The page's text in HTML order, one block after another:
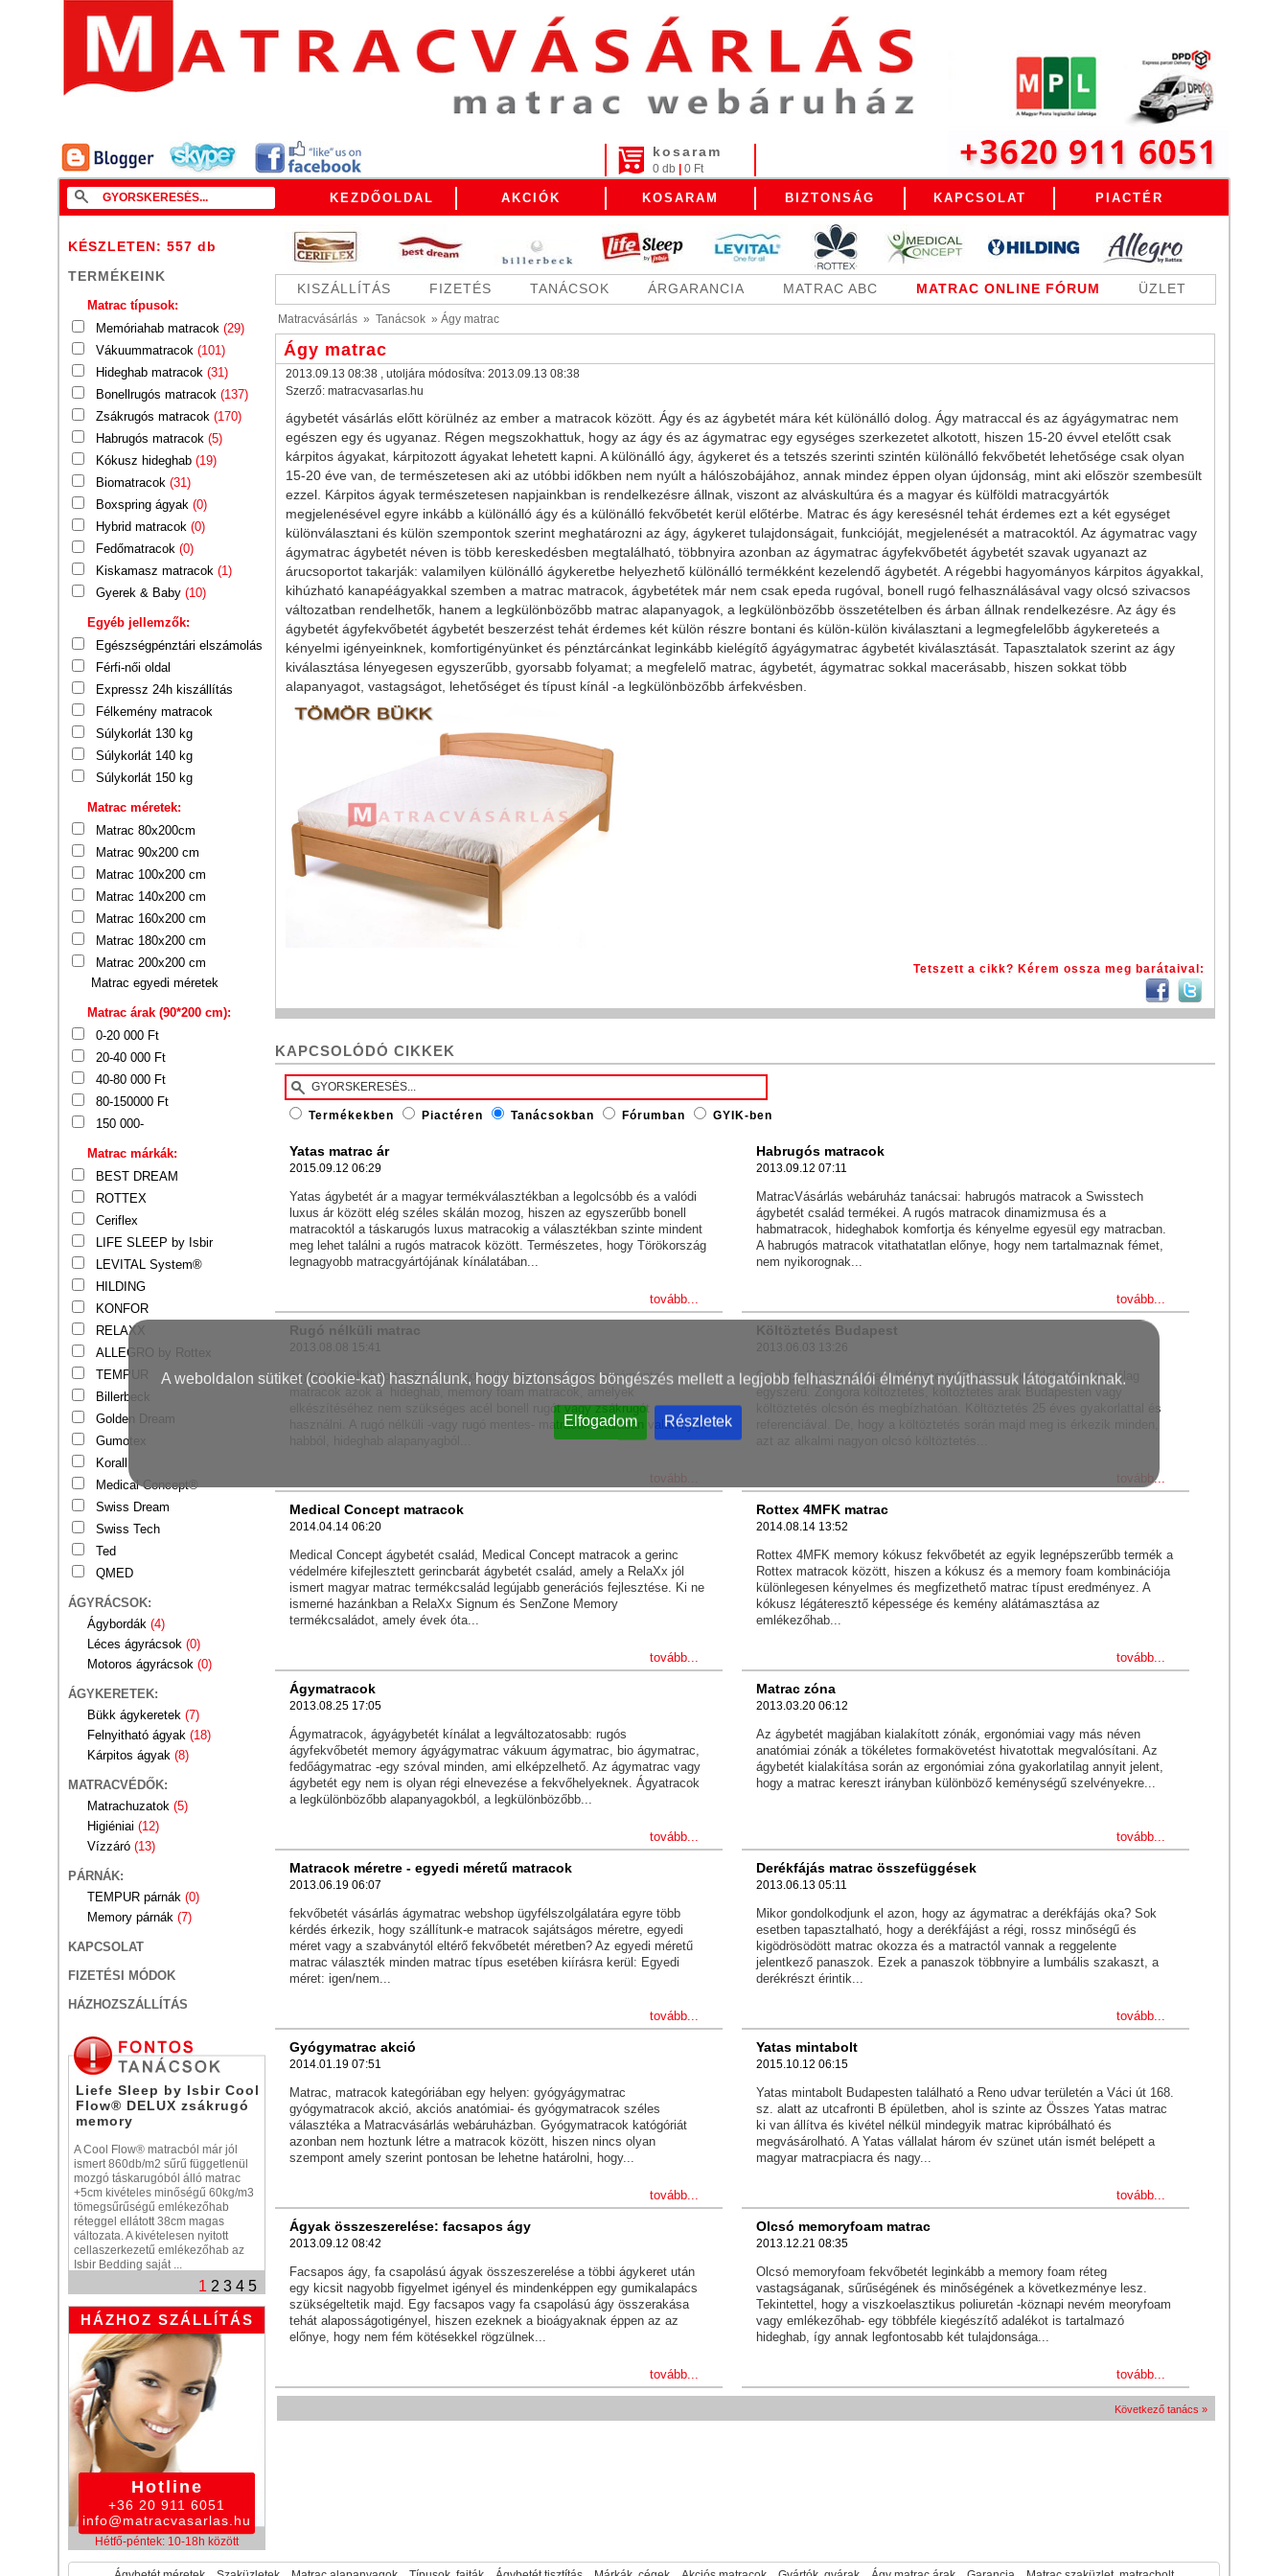
A weboldalon sütiket (cookie-kat) használunk, hogy biztonságos böngészés mellett a legjobb felhasználói élményt nyújthassuk látogatóinknak.
Elfogadom Részletek
kosaram
0 db 0 Ft
KEZDŐOLDAL AKCIÓK KOSARAM BIZTONSÁG KAPCSOLAT PIACTÉR
KÉSZLETEN: 557 db
TERMÉKEINK
Matrac típusok:
Memóriahab matracok (29)
Vákuummatracok (101)
Hideghab matracok (31)
Bonellrugós matracok (137)
Zsákrugós matracok (170)
Habrugós matracok (5)
Kókusz hideghab (19)
Biomatracok (31)
Boxspring ágyak (0)
Hybrid matracok (0)
Fedőmatracok (0)
Kiskamasz matracok (1)
Gyerek & Baby (10)
Egyéb jellemzők:
Egészségpénztári elszámolás
Férfi-női oldal
Expressz 24h kiszállítás
Félkemény matracok
Súlykorlát 130 kg
Súlykorlát 140 kg
Súlykorlát 150 kg
Matrac méretek:
Matrac 80x200cm
Matrac 90x200 cm
Matrac 100x200 cm
Matrac 140x200 cm
Matrac 160x200 cm
Matrac 180x200 cm
Matrac 200x200 cm
Matrac egyedi méretek
Matrac árak (90*200 cm):
0-20 000 Ft
20-40 000 Ft
40-80 000 Ft
80-150000 Ft
150 000-
Matrac márkák:
BEST DREAM
ROTTEX
Ceriflex
LIFE SLEEP by Isbir
LEVITAL System®
HILDING
KONFOR
RELAXX
ALLEGRO by Rottex
TEMPUR
Billerbeck
Golden Dream
Gumotex
Korall
Medical Concept®
Swiss Dream
Swiss Tech
Ted
QMED
ÁGYRÁCSOK:
Ágybordák (4)
Léces ágyrácsok (0)
Motoros ágyrácsok (0)
ÁGYKERETEK:
Bükk ágykeretek (7)
Felnyitható ágyak (18)
Kárpitos ágyak (8)
MATRACVÉDŐK:
Matrachuzatok (5)
Higiéniai (12)
Vízzáró (13)
PÁRNÁK:
TEMPUR párnák (0)
Memory párnák (7)
KAPCSOLAT
FIZETÉSI MÓDOK
HÁZHOZSZÁLLÍTÁS
Liefe Sleep by Isbir Cool
Flow® DELUX zsákrugó
memory
A Cool Flow® matracból már jól
ismert 860db/m2 sűrű függetlenül
mozgó táskarugóból álló matrac
+5cm kivételes minőségű 60kg/m3
tömegsűrűségű emlékezőhab
réteggel ellátott 38cm magas
változata. A kivételesen nyitott
cellaszerkezetű emlékezőhab az
Isbir Bedding saját ...
1 2 3 4 5
HÁZHOZ SZÁLLÍTÁS
Hotline
+36 20 911 6051
info@matracvasarlas.hu
Hétfő-péntek: 10-18h között
KISZÁLLÍTÁS FIZETÉS TANÁCSOK ÁRGARANCIA MATRAC ABC MATRAC ONLINE FÓRUM ÜZLET
Matracvásárlás » Tanácsok » Ágy matrac
Ágy matrac
2013.09.13 08:38 , utoljára módosítva: 2013.09.13 08:38
Szerző: matracvasarlas.hu
ágybetét vásárlás előtt körülnéz az ember a matracok között. Ágy és az ágybetét mára két különálló dolog. Ágy matraccal és az ágyágymatrac nem
egészen egy és ugyanaz. Régen megszokhattuk, hogy az ágy és az ágymatrac egy egységes szerkezetet alkotott, hiszen 15-20 évvel etelőtt csak
kárpitos ágyakat, kárpitozott ágyakat lehetett kapni. A különálló ágy, ágykeret és a tetszés szerinti szintén különálló fekvőbetét lehetősége csak olyan
15-20 éve van, de természetesen aki az utóbbi időkben nem nyúlt a hálószobájához, annak mindez éppen olyan újdonság, mint aki először szembesült
ezzel. Kárpitos ágyak természetesen napjainkban is rendelkezésre állnak, viszont az alváskultúra és a magyar és külföldi matracgyártók
megjelenésével egyre inkább a különálló ágy és a különálló fekvőbetét kerül előtérbe. Matrac és ágy keresésnél tehát érdemes ezt a két egységet
különválasztani és külön szempontok szerint meghatározni az ágy, ágykeret tulajdonságait, funkcióját, megjelenését a matracoktól. Az ágymatrac vagy
ágymatrac ágybetét néven is több kereskedésben megtalálható, többnyira azonban az ágymatrac ágyfekvőbetét ágybetét szavak ugyanazt az
árucsoportot takarják: valamilyen különálló ágykeretbe helyezhető különálló termékként kezelendő ágybetét. A régebbi hagyományos kárpitos ágyakkal,
kihúzható kanapéágyakkal szemben a matrac matracok, ágybetétek már nem csak epeda rugóval, bonell rugó felhasználásával vagy olcsó szivacsos
változatban rendelhetők, hanem a legkülönbözőbb matrac alapanyagok, a legkülönbözőbb összetételben és árban állnak rendelkezésre. Az ágy és
ágybetét ágyfekvőbetét ágybetét beszerzést tehát érdemes két külön részre bontani és külön-külön kiválasztani a legmegfelelőbb ágykereteés a
kényelmi igényeinknek, komfortigényünket és pénztárcánkat leginkább kielégítő ágyágymatrac ágybetét kiválasztását. Tapasztalatok szerint az ágy
kiválasztása lényegesen egyszerűbb, gyorsabb folyamat; a megfelelő matrac, ágybetét, ágymatrac sokkal macerásabb, hiszen sokkat több
alapanyagot, vastagságot, lehetőséget és típust kínál -a legkülönbözőbb árfekvésben.
Tetszett a cikk? Kérem ossza meg barátaival:
KAPCSOLÓDÓ CIKKEK
Termékekben Piactéren Tanácsokban Fórumban GYIK-ben
Yatas matrac ár
2015.09.12 06:29
Yatas ágybetét ár a magyar termékválasztékban a legolcsóbb és a valódi
luxus ár között elég széles skálán mozog, hiszen az egyszerűbb bonell
matracoktól a táskarugós luxus matracokig a választékban szinte mindent
meg lehet találni a rugós matracok között. Természetes, hogy Törökország
legnagyobb matracgyártójának kínálatában...
tovább...
Habrugós matracok
2013.09.12 07:11
MatracVásárlás webáruház tanácsai: habrugós matracok a Swisstech
ágybetét család termékei. A rugós matracok dinamizmusa és a
habmatracok, hideghabok komfortja és kényelme egyesül egy matracban.
A habrugós matracok vitathatatlan előnye, hogy nem tartalmaznak fémet,
nem nyikorognak...
tovább...
Rugó nélküli matrac
2013.08.08 15:41
ágybetét webshop tanácsok: rugó nélküli ágybetét vagy rugómentes
matracok azok a hideghab, memory foam matracok, amelyek
elkészítéséhez nem szükséges acél bonell rugót vagy zsákrugót
használni. A rugó nélküli -vagy rugó mentes- matracok általában valamilyen
tovább...
Költöztetés Budapest
2013.06.03 13:26
Csak profikkal érdemes. Költöztetés Budapest kerületeiben látszólag
egyszerű. Zongora költöztetés, költöztetés árak Budapesten vagy
költöztetés olcsón és megbízhatóan. Költöztetés 25 éves gyakorlattal és
tovább...
Medical Concept matracok
2014.04.14 06:20
Medical Concept ágybetét család, Medical Concept matracok a gerinc
védelmére kifejlesztett gerincbarát ágybetét család, amely a RelaXx jól
ismert magyar matrac termékcsalád legújabb generációs fejlesztése. Ki ne
ismerné hazánkban a RelaXx Signum és SenZone Memory
termékcsaládot, amely évek óta...
tovább...
Rottex 4MFK matrac
2014.08.14 13:52
Rottex 4MFK memory kókusz fekvőbetét az egyik legnépszerűbb termék a
Rottex matracok között, hiszen a kókusz és a memory foam kombinációja
különlegesen kényelmes és megfizethető matrac típust eredményez. A
kókusz légáteresztő képessége és kemény alátámasztása az
emlékezőhab...
tovább...
Ágymatracok
2013.08.25 17:05
Ágymatracok, ágyágybetét kínálat a legváltozatosabb: rugós
ágyfekvőbetét memory ágyágymatrac vákuum ágymatrac, bio ágymatrac,
fedőágymatrac -egy szóval minden, ami elképzelhető. Az ágymatrac vagy
ágybetét egy nem is olyan régi elnevezése a fekvőhelyeknek. Ágyatracok
a legkülönbözőbb alapanyagokból, a legkülönbözőbb...
tovább...
Matrac zóna
2013.03.20 06:12
Az ágybetét magjában kialakított zónák, ergonómiai vagy más néven
anatómiai zónák a tökéletes formakövetést hivatottak megvalósítani. Az
ágybetét kialakítása során az ergonómiai zóna gyakorlatilag annyit jelent,
hogy a matrac kereszt irányban különböző keménységű szelvényekre...
tovább...
Matracok méretre - egyedi méretű matracok
2013.06.19 06:07
fekvőbetét vásárlás ágymatrac webshop ügyfélszolgálatára egyre több
kérdés érkezik, hogy szállítunk-e matracok sajátságos méretre, egyedi
méret vagy a szabványtól eltérő fekvőbetét méretben? Az egyedi méretű
matrac választék minden matrac típus esetében kiírásra kerül: Egyedi
méret: igen/nem...
tovább...
Derékfájás matrac összefüggések
2013.06.13 05:11
Mikor gondolkodjunk el azon, hogy az ágymatrac a derékfájás oka? Sok
esetben tapasztalható, hogy a derékfájást a régi, rossz minőségű és
kigödrösödött matrac okozza és a matractól vannak a reggelente
jelentkező panaszok. Ezek a panaszok többnyire a lumbális szakaszt, a
derékrészt érintik...
tovább...
Gyógymatrac akció
2014.01.19 07:51
Matrac, matracok kategóriában egy helyen: gyógyágymatrac
gyógymatracok akció, akciós anatómiai- és gyógymatracok széles
választéka a Matracvásárlás webáruházban. Gyógymatracok katógóriát
azonban nem hoztunk létre a matracok között, hiszen nincs olyan
szempont amely szerint pontosan be lehetne határolni, hogy...
tovább...
Yatas mintabolt
2015.10.12 06:15
Yatas mintabolt Budapesten található a Reno udvar területén a Váci út 168.
sz. alatt az utcafronti B épületben, ahol is szinte az Összes Yatas matrac
ki van állítva és kivétel nélkül mindegyik matrac kipróbálható és
megvásárolható. A Yatas vállalat három év szünet után ismét belépett a
magyar matracpiacra és nagy...
tovább...
Ágyak összeszerelése: facsapos ágy
2013.09.12 08:42
Facsapos ágy, fa csapolású ágyak összeszerelése a többi ágykeret után
egy kicsit nagyobb figyelmet igényel és mindenképpen egy gumikalapács
szükségeltetik majd. Egy facsapos vagy fa csapolású ágy összerakása
tehát alaposságotigényel, hiszen ezeknek a bioágyaknak éppen az az
előnye, hogy nem fém kötésekkel rögzülnek...
tovább...
Olcsó memoryfoam matrac
2013.12.21 08:35
Olcsó memoryfoam fekvőbetét leginkább a memory foam réteg
vastagságanak, sűrűségének és minőségének a következménye lesz.
Tekintettel, hogy a viszkoelasztikus poliuretán -köznapi nevém meoryfoam
vagy emlékezőhab- egy többféle kiegészítő adalékot is tartalmazó
hideghab, így annak legfontosabb két tulajdonsága...
tovább...
Következő tanács »